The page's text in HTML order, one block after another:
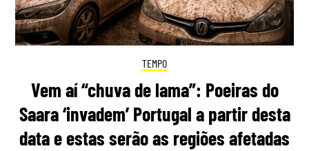
TEMPO
Vem aí “chuva de lama”: Poeiras do
Saara ‘invadem’ Portugal a partir desta
data e estas serão as regiões afetadas